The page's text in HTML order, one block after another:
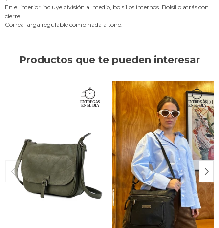
En el interior incluye división al medio, bolsillos internos. Bolsillo atrás con
cierre.
Correa larga regulable combinada a tono.
Productos que te pueden interesar